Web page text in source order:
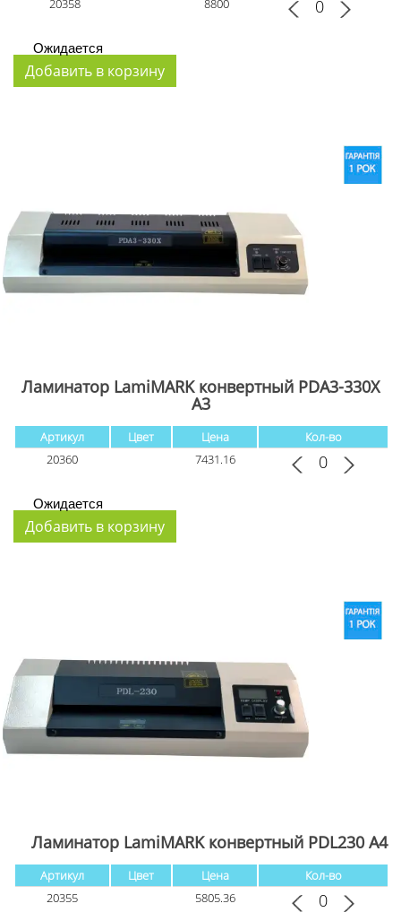
20358 8800
Ожидается
Ламинатор LamiMARK конвертный PDA3-330X
А3
Артикул Цвет Цена
Кол-во
20360
7431.16
Ожидается
Ламинатор LamiMARK конвертный PDL230 А4
Артикул Цвет Цена
Кол-во
20355
5805.36